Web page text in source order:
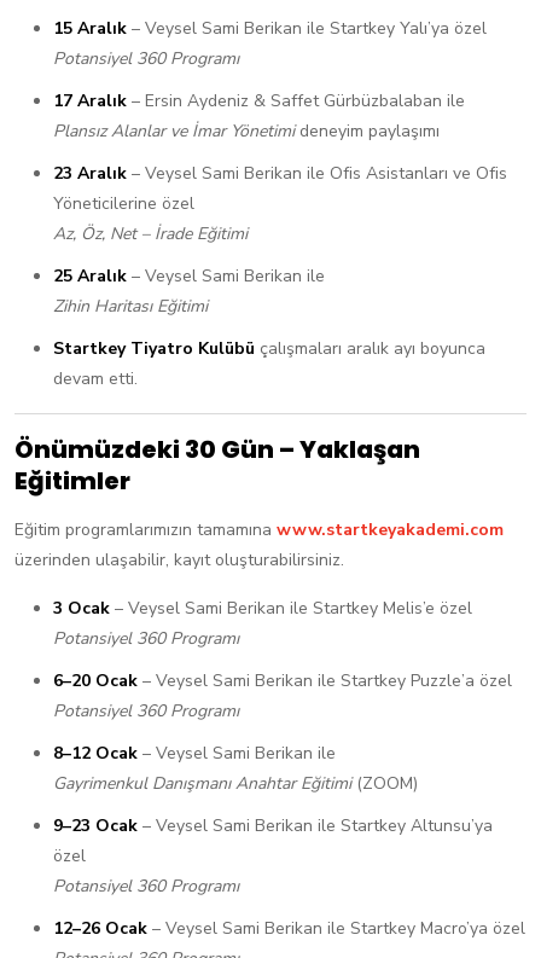
15 Aralık – Veysel Sami Berikan ile Startkey Yalı’ya özel
Potansiyel 360 Programı
17 Aralık – Ersin Aydeniz & Saffet Gürbüzbalaban ile
Plansız Alanlar ve İmar Yönetimideneyim paylaşımı
23 Aralık – Veysel Sami Berikan ile Ofis Asistanları ve Ofis
Yöneticilerine özel
Az, Öz, Net – İrade Eğitimi
25 Aralık – Veysel Sami Berikan ile
Zihin Haritası Eğitimi
Startkey Tiyatro Kulübü çalışmaları aralık ayı boyunca
devam etti.
Önümüzdeki 30 Gün – Yaklaşan
Eğitimler
Eğitim programlarımızın tamamına www.startkeyakademi.com
üzerinden ulaşabilir, kayıt oluşturabilirsiniz.
3 Ocak – Veysel Sami Berikan ile Startkey Melis’e özel
Potansiyel 360 Programı
6–20 Ocak – Veysel Sami Berikan ile Startkey Puzzle’a özel
Potansiyel 360 Programı
8–12 Ocak – Veysel Sami Berikan ile
Gayrimenkul Danışmanı Anahtar Eğitimi(ZOOM)
9–23 Ocak – Veysel Sami Berikan ile Startkey Altunsu’ya
özel
Potansiyel 360 Programı
12–26 Ocak – Veysel Sami Berikan ile Startkey Macro’ya özel